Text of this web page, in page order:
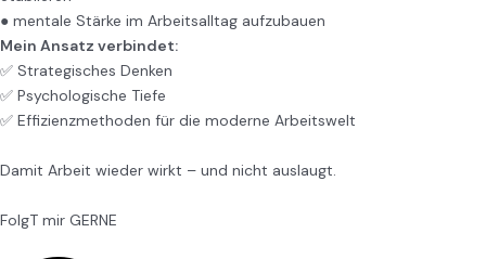
● mentale Stärke im Arbeitsalltag aufzubauen
Mein Ansatz verbindet:
✅ Strategisches Denken
✅ Psychologische Tiefe
✅ Effizienzmethoden für die moderne Arbeitswelt
Damit Arbeit wieder wirkt – und nicht auslaugt.
FolgT mir GERNE